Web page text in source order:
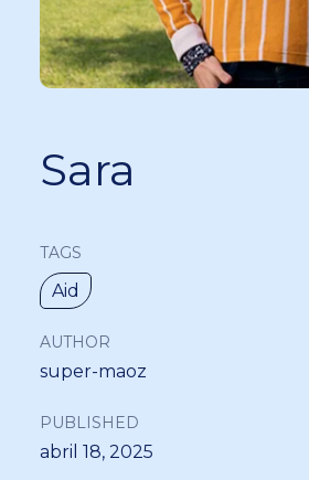
Sara
TAGS
Aid
AUTHOR
super-maoz
PUBLISHED
abril 18, 2025